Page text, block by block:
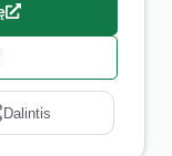
Dalintis